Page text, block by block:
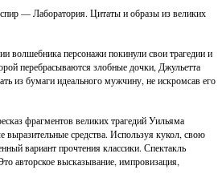
— Лаборатория. Цитаты и образы из великих
волшебника персонажи покинули свои трагедии и
перебрасываются злобные дочки, Джульетта
из бумаги идеального мужчину, не искромсав его
фрагментов великих трагедий Уильяма
выразительные средства. Используя кукол, свою
вариант прочтения классики. Спектакль
авторское высказывание, импровизация,